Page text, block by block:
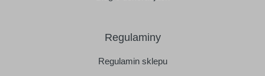
Regulaminy
Regulamin sklepu